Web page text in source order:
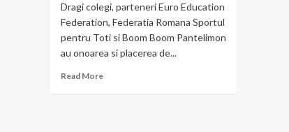
Dragi colegi, parteneri Euro Education
Federation, Federatia Romana Sportul
pentru Toti si Boom Boom Pantelimon
au onoarea si placerea de...
Read MoreRead